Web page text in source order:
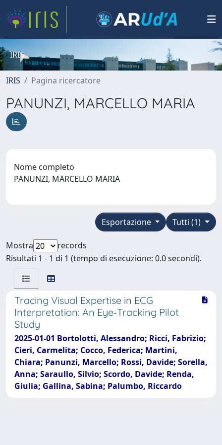
IRIS
IRIS Pagina ricercatore
PANUNZI, MARCELLO MARIA
Nome completo
PANUNZI, MARCELLO MARIA
Tutti (1)
Esportazione
Mostra
records
Risultati 1 - 1 di 1 (tempo di esecuzione: 0.0 secondi).
Tracing Visual Expertise in ECG
Interpretation: An Eye‐Tracking Pilot
Study
2025-01-01 Bortolotti, Alessandro; Ricci, Fabrizio;
Cieri, Carmelita; Cocco, Federica; Martini,
Chiara; Panunzi, Marcello; Rossi, Davide; Sorella,
Anna; Saraullo, Silvio; Scordo, Davide; Renda,
Giulia; Gallina, Sabina; Palumbo, Riccardo